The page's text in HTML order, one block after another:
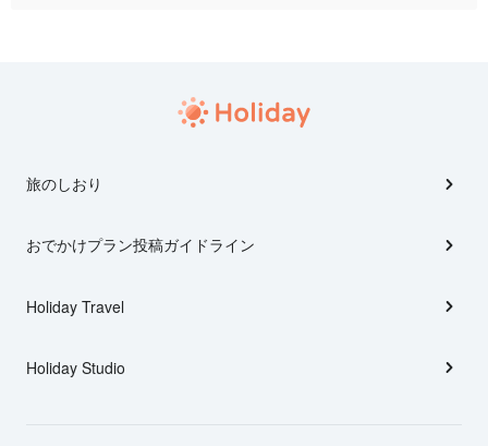
旅のしおり
おでかけプラン投稿ガイドライン
Holiday Travel
Holiday Studio